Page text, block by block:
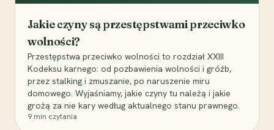
Jakie czyny są przestępstwami przeciwko
wolności?
Przestępstwa przeciwko wolności to rozdział XXIII
Kodeksu karnego: od pozbawienia wolności i gróźb,
przez stalking i zmuszanie, po naruszenie miru
domowego. Wyjaśniamy, jakie czyny tu należą i jakie
grożą za nie kary według aktualnego stanu prawnego.
9 min czytania